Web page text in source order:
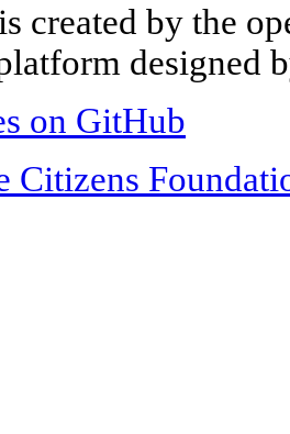
created by the
designed
on GitHub
Citizens